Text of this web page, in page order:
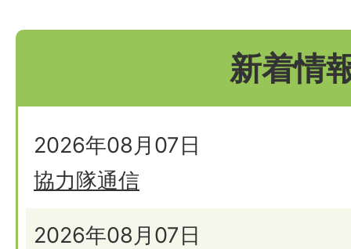
新着情
2026年08月07日
協力隊通信
2026年08月07日